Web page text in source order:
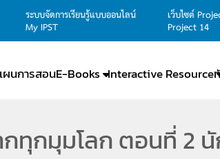
ระบบจัดการเรียนรู้แบบออนไลน์
My IPST
เว็บไซต์
Project 14
ผนการสอนE-Books Interactive Resource
ทุกมุมโลก ตอนที่ 2